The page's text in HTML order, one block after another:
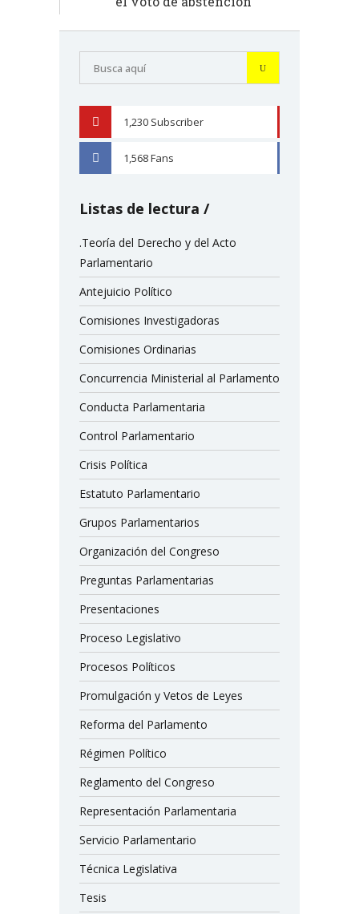
1,230 Subscriber
1,568Fans
Listas de lectura
.Teoría del Derecho y del Acto
Parlamentario
Antejuicio Político
Comisiones Investigadoras
Comisiones Ordinarias
Concurrencia Ministerial al Parlamento
Conducta Parlamentaria
Control Parlamentario
Crisis Política
Estatuto Parlamentario
Grupos Parlamentarios
Organización del Congreso
Preguntas Parlamentarias
Presentaciones
Proceso Legislativo
Procesos Políticos
Promulgación y Vetos de Leyes
Reforma del Parlamento
Régimen Político
Reglamento del Congreso
Representación Parlamentaria
Servicio Parlamentario
Técnica Legislativa
Tesis